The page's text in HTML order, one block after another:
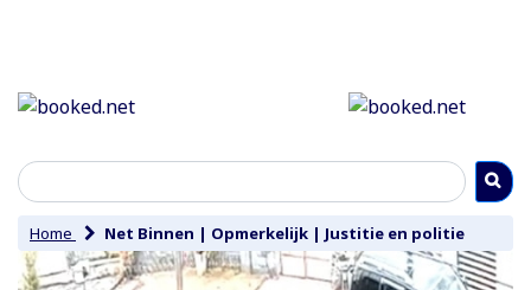
Home Net Binnen | Opmerkelijk | Justitie en politie